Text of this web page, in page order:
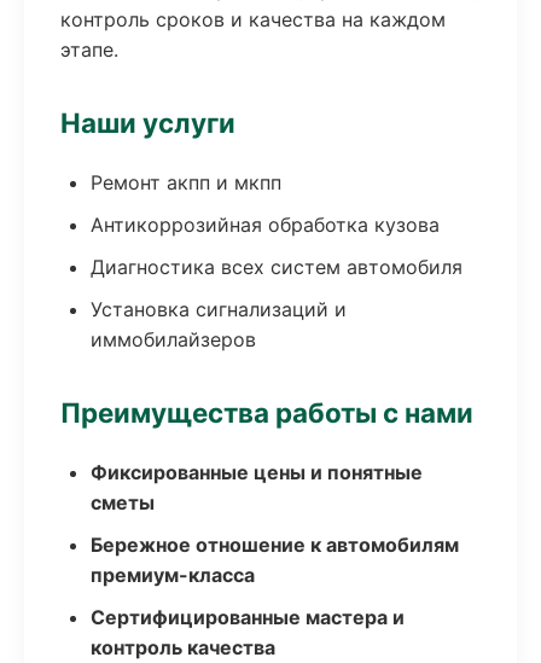
контроль сроков и качества на каждом
этапе.
Наши услуги
Ремонт акпп и мкпп
Антикоррозийная обработка кузова
Диагностика всех систем автомобиля
Установка сигнализаций и
иммобилайзеров
Преимущества работы с нами
Фиксированные цены и понятные
сметы
Бережное отношение к автомобилям
премиум-класса
Сертифицированные мастера и
контроль качества